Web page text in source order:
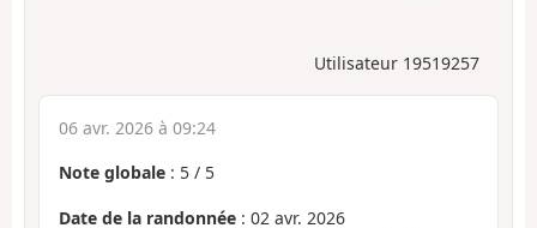
Utilisateur 19519257
06 avr. 2026 à 09:24
Note globale : 5 / 5
Date de la randonnée : 02 avr. 2026